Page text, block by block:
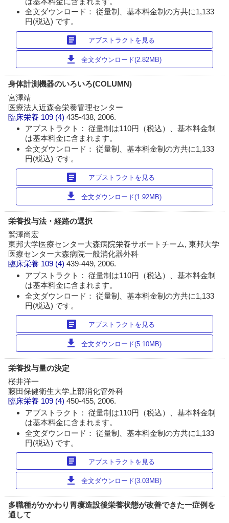
全文ダウンロード： 従量制、基本料金制の方共に1,133
円(税込) です。
article アブストラクトを見る
download 全文ダウンロード(2.82MB)
身体計測機器のいろいろ(COLUMN)
宮澤靖
医療法人近森会栄養管理センター
臨床栄養 109 (4)435-438, 2006.
アブストラクト： 従量制は110円（税込）、基本料金制
は基本料金に含まれます。
全文ダウンロード： 従量制、基本料金制の方共に1,133
円(税込) です。
article アブストラクトを見る
download 全文ダウンロード(1.92MB)
栄養投与法・経路の選択
鷲澤尚宏
東邦大学医療センター大森病院栄養サポートチーム, 東邦大学
医療センター大森病院一般消化器外科
臨床栄養 109 (4)439-449, 2006.
アブストラクト： 従量制は110円（税込）、基本料金制
は基本料金に含まれます。
全文ダウンロード： 従量制、基本料金制の方共に1,133
円(税込) です。
article アブストラクトを見る
download 全文ダウンロード(5.10MB)
栄養投与量の決定
桜井洋一
藤田保健衛生大学上部消化管外科
臨床栄養 109 (4)450-455, 2006.
アブストラクト： 従量制は110円（税込）、基本料金制
は基本料金に含まれます。
全文ダウンロード： 従量制、基本料金制の方共に1,133
円(税込) です。
article アブストラクトを見る
download 全文ダウンロード(3.03MB)
多職種がかかわり胃瘻造設後栄養状態が改善できた一症例を
通して